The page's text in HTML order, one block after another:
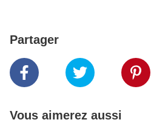
Partager
Vous aimerez aussi